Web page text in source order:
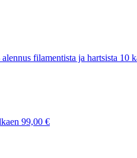
filamentista ja hartsista 10
99,00 €